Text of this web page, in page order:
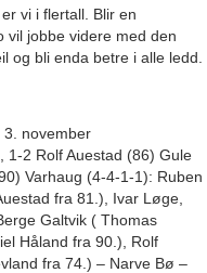
vi i flertall. Blir en
vil jobbe videre med den
og bli enda betre i alle ledd.
3. november
1-2 Rolf Auestad (86) Gule
Varhaug (4-4-1-1): Ruben
fra 81.), Ivar Løge,
Galtvik ( Thomas
Håland fra 90.), Rolf
fra 74.) – Narve Bø –